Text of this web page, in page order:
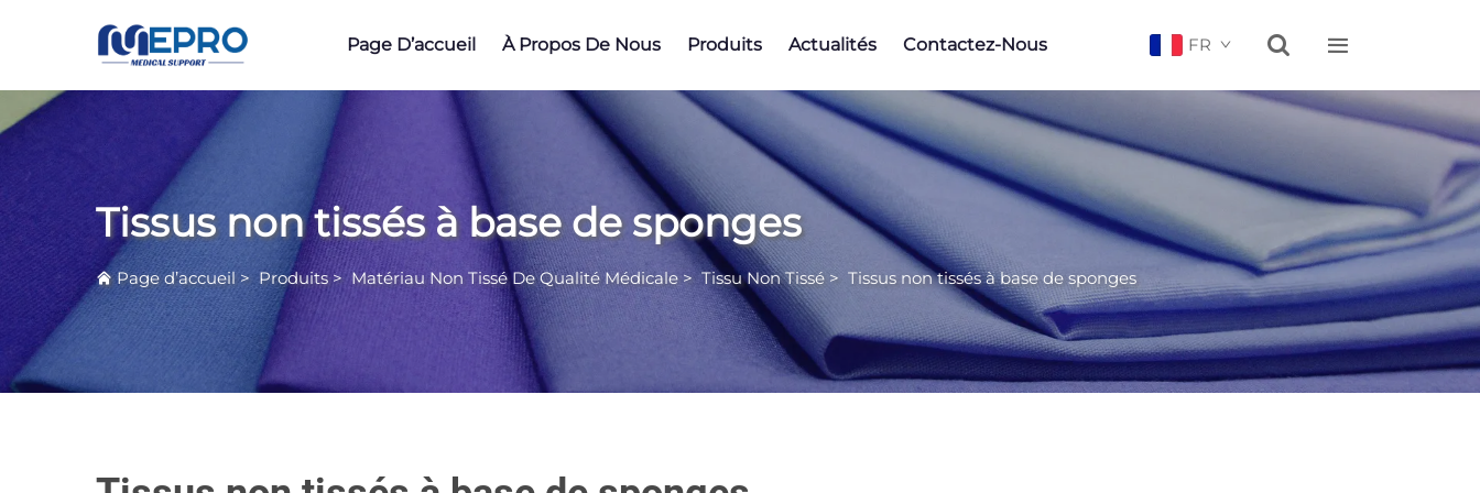
Page D’accueil À Propos De Nous Produits Actualités Contactez-Nous FR  
Tissus non tissés à base de sponges
Page d’accueil> Produits>Matériau Non Tissé De Qualité Médicale >Tissu Non Tissé> Tissus non tissés à base de sponges